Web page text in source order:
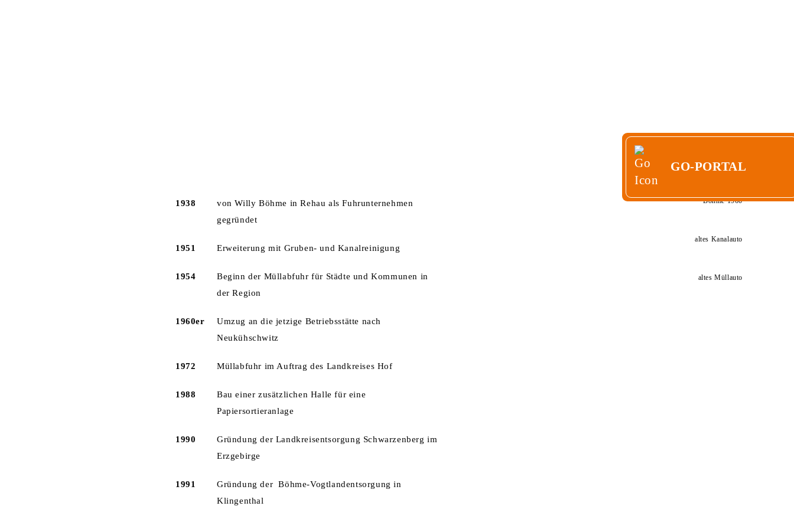
GO-PORTAL
1938
von Willy Böhme in Rehau als Fuhrunternehmen
gegründet
1951 Erweiterung mit Gruben- und Kanalreinigung
1954
Beginn der Müllabfuhr für Städte und Kommunen in
der Region
1960er
Umzug an die jetzige Betriebsstätte nach
Neukühschwitz
1972 Müllabfuhr im Auftrag des Landkreises Hof
1988
Bau einer zusätzlichen Halle für eine
Papiersortieranlage
1990
Gründung der Landkreisentsorgung Schwarzenberg im
Erzgebirge
1991
Gründung der Böhme-Vogtlandentsorgung in
Klingenthal
Böhme 1960
altes Kanalauto
altes Müllauto